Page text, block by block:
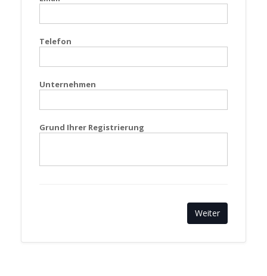
Telefon
Unternehmen
Grund Ihrer Registrierung
Weiter